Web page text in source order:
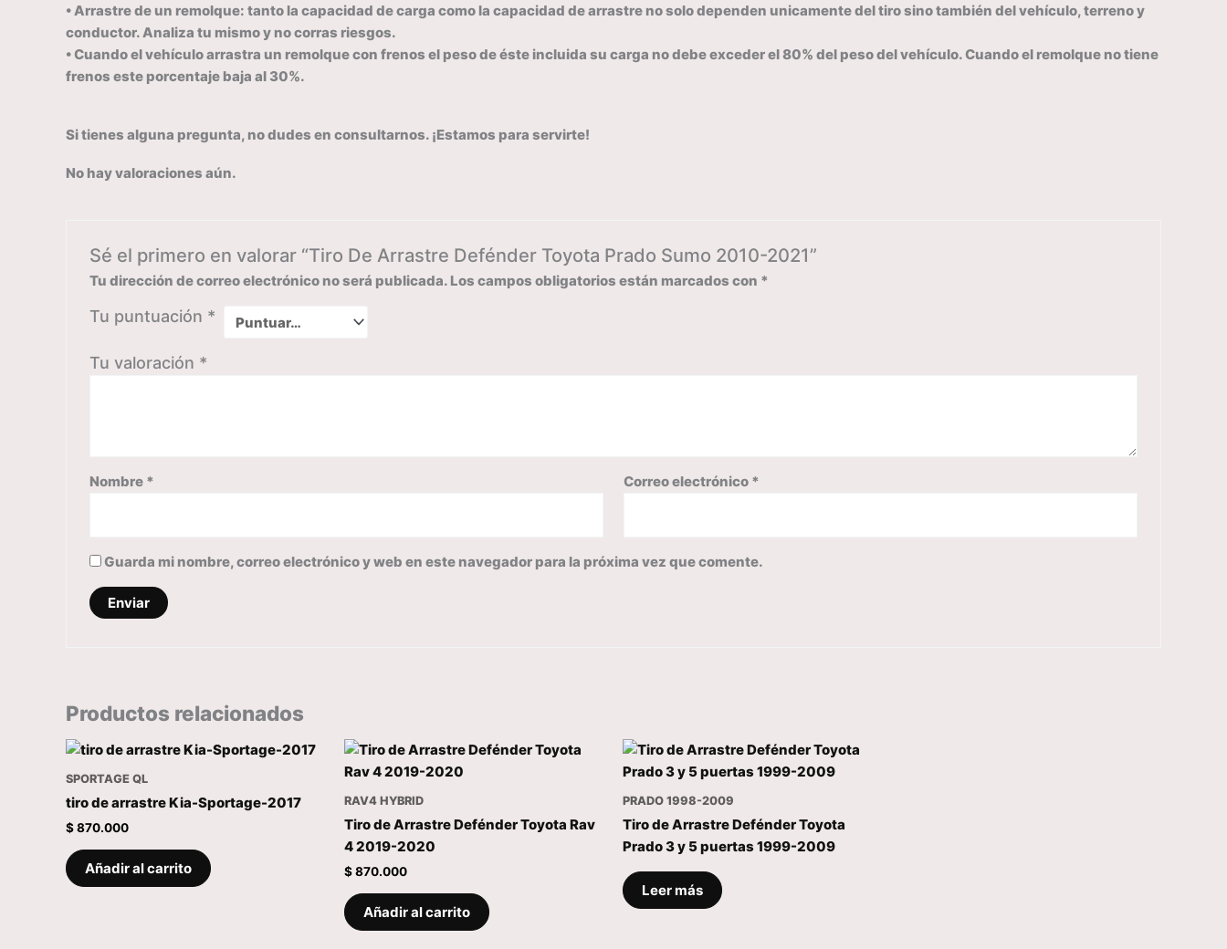
• Arrastre de un remolque: tanto la capacidad de carga como la capacidad de arrastre no solo dependen unicamente del tiro sino también del vehículo, terreno y
conductor. Analiza tu mismo y no corras riesgos.
• Cuando el vehículo arrastra un remolque con frenos el peso de éste incluida su carga no debe exceder el 80% del peso del vehículo. Cuando el remolque no tiene
frenos este porcentaje baja al 30%.
Si tienes alguna pregunta, no dudes en consultarnos. ¡Estamos para servirte!
No hay valoraciones aún.
Sé el primero en valorar “Tiro De Arrastre Defénder Toyota Prado Sumo 2010-2021”
Tu dirección de correo electrónico no será publicada. Los campos obligatorios están marcados con *
Tu puntuación *
Tu valoración *
Nombre * Correo electrónico *
Guarda mi nombre, correo electrónico y web en este navegador para la próxima vez que comente.
Productos relacionados
SPORTAGE QL
tiro de arrastre Kia-Sportage-2017
$870.000
Añadir al carrito
RAV4 HYBRID
Tiro de Arrastre Defénder Toyota Rav
4 2019-2020
$870.000
Añadir al carrito
PRADO 1998-2009
Tiro de Arrastre Defénder Toyota
Prado 3 y 5 puertas 1999-2009
Leer más